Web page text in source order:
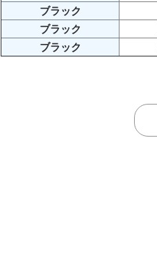
ブラック
ブラック
ブラック